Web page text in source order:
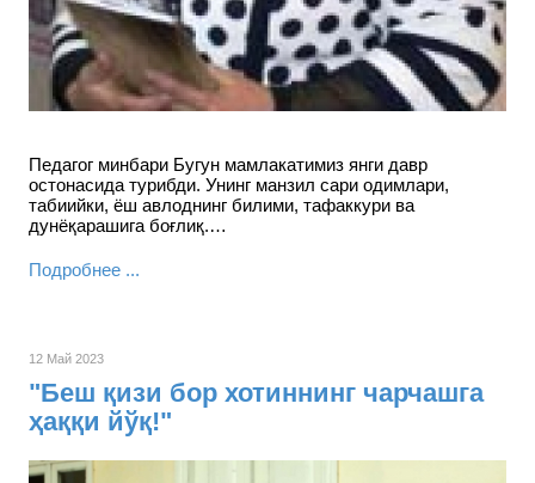
Педагог минбари Бугун мамлакатимиз янги давр
остонасида турибди. Унинг манзил сари одимлари,
табиийки, ёш авлоднинг билими, тафаккури ва
дунёқарашига боғлиқ.…
Подробнее ...
12 Май 2023
"Беш қизи бор хотиннинг чарчашга
ҳаққи йўқ!"